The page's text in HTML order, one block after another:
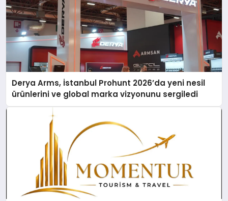
Derya Arms, İstanbul Prohunt 2026’da yeni nesil
ürünlerini ve global marka vizyonunu sergiledi